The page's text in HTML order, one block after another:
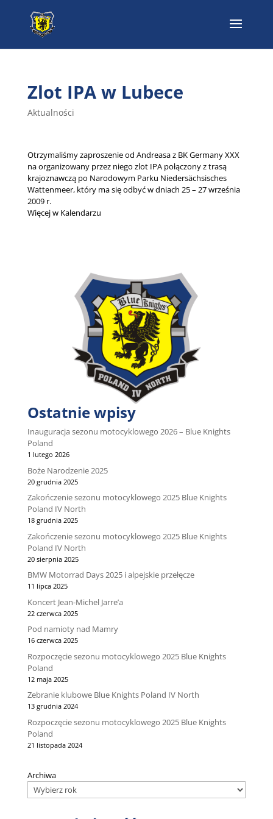
Zlot IPA w Lubece
Aktualności
Otrzymaliśmy zaproszenie od Andreasa z BK Germany XXX
na organizowany przez niego zlot IPA połączony z trasą
krajoznawczą po Narodowym Parku Niedersächsisches
Wattenmeer, który ma się odbyć w dniach 25 – 27 września
2009 r.
Więcej w Kalendarzu
Ostatnie wpisy
Inauguracja sezonu motocyklowego 2026 – Blue Knights
Poland
1 lutego 2026
Boże Narodzenie 2025
20 grudnia 2025
Zakończenie sezonu motocyklowego 2025 Blue Knights
Poland IV North
18 grudnia 2025
Zakończenie sezonu motocyklowego 2025 Blue Knights
Poland IV North
20 sierpnia 2025
BMW Motorrad Days 2025 i alpejskie przełęcze
11 lipca 2025
Koncert Jean-Michel Jarre’a
22 czerwca 2025
Pod namioty nad Mamry
16 czerwca 2025
Rozpoczęcie sezonu motocyklowego 2025 Blue Knights
Poland
12 maja 2025
Zebranie klubowe Blue Knights Poland IV North
13 grudnia 2024
Rozpoczęcie sezonu motocyklowego 2025 Blue Knights
Poland
21 listopada 2024
Archiwa